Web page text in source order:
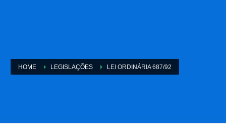
HOME LEGISLAÇÕES LEI ORDINÁRIA 687/92